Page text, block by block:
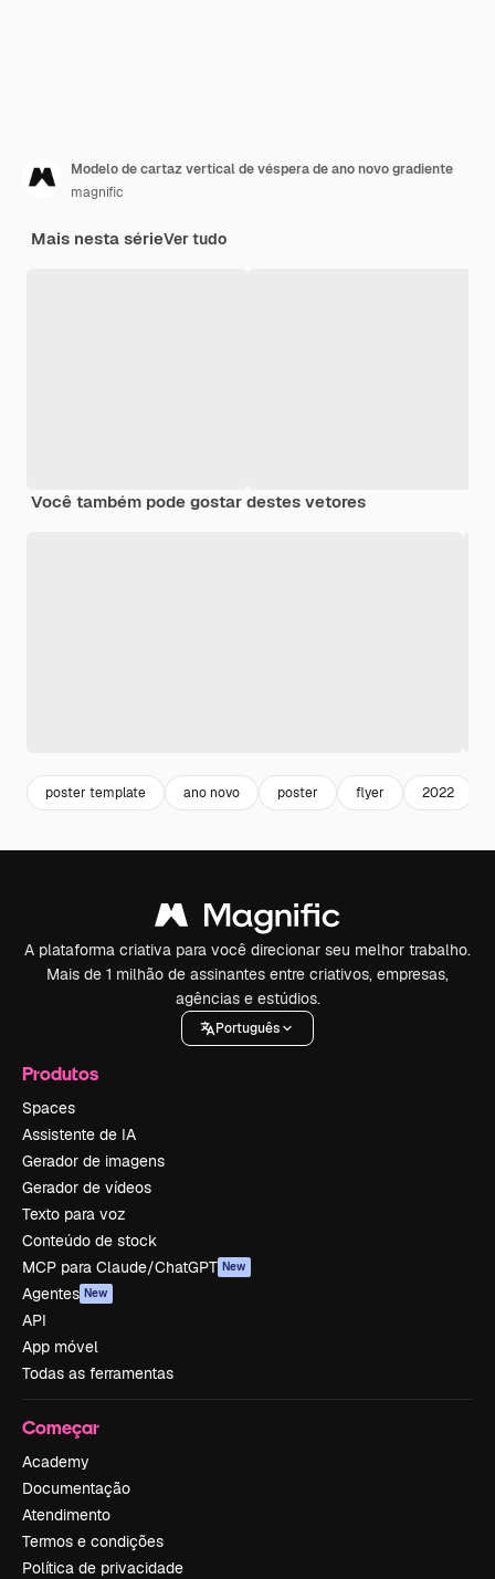
Modelo de cartaz vertical de véspera de ano novo gradiente
magnific
Mais nesta sérieVer tudo
Você também pode gostar destes vetores
poster template ano novo poster flyer 2022
A plataforma criativa para você direcionar seu melhor trabalho.
Mais de 1 milhão de assinantes entre criativos, empresas,
agências e estúdios.
Português
Produtos
Spaces
Assistente de IA
Gerador de imagens
Gerador de vídeos
Texto para voz
Conteúdo de stock
MCP para Claude/ChatGPT New
Agentes New
API
App móvel
Todas as ferramentas
Começar
Academy
Documentação
Atendimento
Termos e condições
Política de privacidade